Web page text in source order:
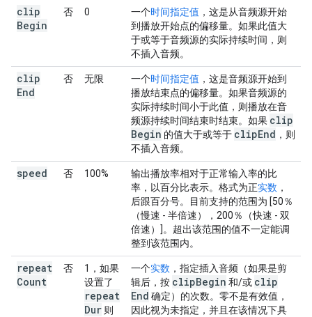
clip
Begin
否 0 一个时间指定值 ，这是从音频源开始
到播放开始点的偏移量。如果此值大
于或等于音频源的实际持续时间，则
不插入音频。
clip
End
否 无限 一个时间指定值 ，这是音频源开始到
播放结束点的偏移量。如果音频源的
实际持续时间小于此值，则播放在音
频源持续时间结束时结束。如果 clip
Begin 的值大于或等于 clipEnd ，则
不插入音频。
speed 否 100%
输出播放率相对于正常输入率的比
率，以百分比表示。格式为正实数 ，
后跟百分号。目前支持的范围为 [50％
（慢速 - 半倍速），200％（快速 - 双
倍速）]。超出该范围的值不一定能调
整到该范围内。
repeat
Count
否
1，如果
设置了
repeat
Dur 则
一个实数 ，指定插入音频（如果是剪
辑后，按 clipBegin 和/或 clip
End 确定）的次数。零不是有效值，
因此视为未指定，并且在该情况下具